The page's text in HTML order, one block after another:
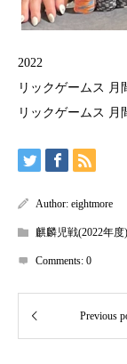
2022
リックゲームス 月
リックゲームス 月
Author: eightmore
麒麟児戦(2022年度)
Comments: 0